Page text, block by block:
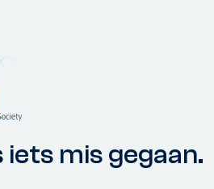
iets mis gegaan.